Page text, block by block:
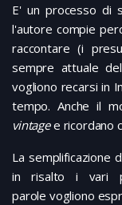
E' un processo di
l'autore compie
raccontare (i
sempre attuale
vogliono recarsi in
tempo. Anche il
vintagee ricordano
La semplificazione
in risalto i vari
parole vogliono